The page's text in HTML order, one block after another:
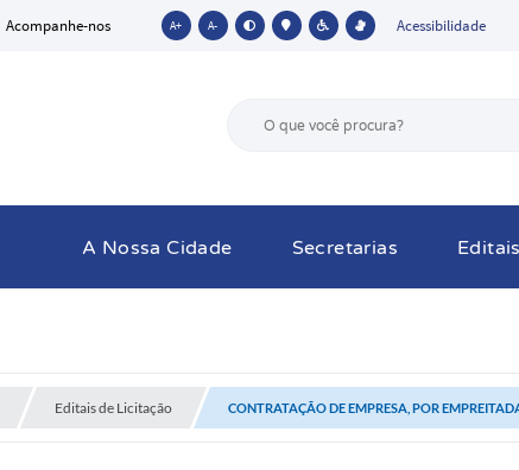
Acompanhe-nos A+ A- Acessibilidade
A Nossa Cidade Secretarias Editais
Editais de Licitação CONTRATAÇÃO DE EMPRESA, POR